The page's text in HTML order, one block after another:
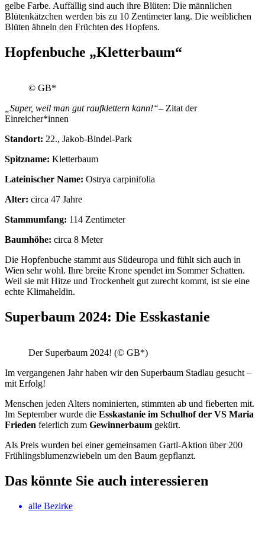
gelbe Farbe. Auffällig sind auch ihre Blüten: Die männlichen
Blütenkätzchen werden bis zu 10 Zentimeter lang. Die weiblichen
Blüten ähneln den Früchten des Hopfens.
Hopfenbuche „Kletterbaum“
© GB*
„Super, weil man gut raufklettern kann!“– Zitat der
Einreicher*innen
Standort: 22., Jakob-Bindel-Park
Spitzname: Kletterbaum
Lateinischer Name: Ostrya carpinifolia
Alter: circa 47 Jahre
Stammumfang: 114 Zentimeter
Baumhöhe: circa 8 Meter
Die Hopfenbuche stammt aus Südeuropa und fühlt sich auch in
Wien sehr wohl. Ihre breite Krone spendet im Sommer Schatten.
Weil sie mit Hitze und Trockenheit gut zurecht kommt, ist sie eine
echte Klimaheldin.
Superbaum 2024: Die Esskastanie
Der Superbaum 2024! (© GB*)
Im vergangenen Jahr haben wir den Superbaum Stadlau gesucht –
mit Erfolg!
Menschen jeden Alters nominierten, stimmten ab und fieberten mit.
Im September wurde die Esskastanie im Schulhof der VS Maria
Frieden feierlich zum Gewinnerbaum gekürt.
Als Preis wurden bei einer gemeinsamen Gartl-Aktion über 200
Frühlingsblumenzwiebeln um den Baum gepflanzt.
Das könnte Sie auch interessieren
alle Bezirke